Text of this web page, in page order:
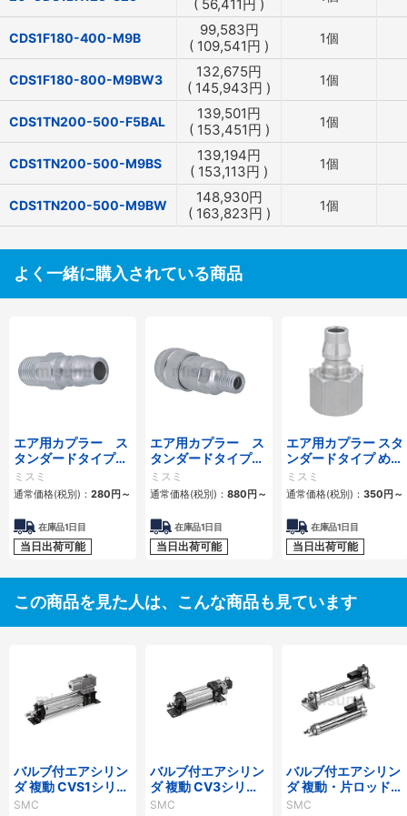
( 56,411 円 )
CDS1F180-400-M9B 99,583円
( 109,541円 ) 1個
CDS1F180-800-M9BW3 132,675円
( 145,943円 ) 1個
CDS1TN200-500-F5BAL 139,501円
( 153,451円 ) 1個
CDS1TN200-500-M9BS 139,194円
( 153,113円 ) 1個
CDS1TN200-500-M9BW 148,930円
( 163,823円 ) 1個
よく一緒に購入されている商品
エア用カプラー ス
タンダードタイプ
おねじプラグ
ミスミ
通常価格(税別)： 280円～
在庫品1日目
当日出荷可能
エア用カプラー ス
タンダードタイプ
おねじソケット
ミスミ
通常価格(税別)： 880円～
在庫品1日目
当日出荷可能
エア用カプラー スタ
ンダードタイプ めね
じプラグ
ミスミ
通常価格(税別)： 350円～
在庫品1日目
当日出荷可能
この商品を見た人は、こんな商品も見ています
バルブ付エアシリン
ダ 複動 CVS1シリー
ズ
SMC
バルブ付エアシリン
ダ 複動 CV3シリー
ズ
SMC
バルブ付エアシリン
ダ 複動・片ロッド
CVM5シリーズ
SMC